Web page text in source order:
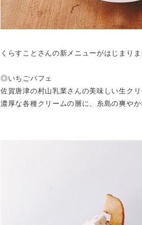
くらすことさんの新メニューがはじまりま
◎いちごパフェ
佐賀唐津の村山乳業さんの美味しい生ク
濃厚な各種クリームの層に、糸島の爽や